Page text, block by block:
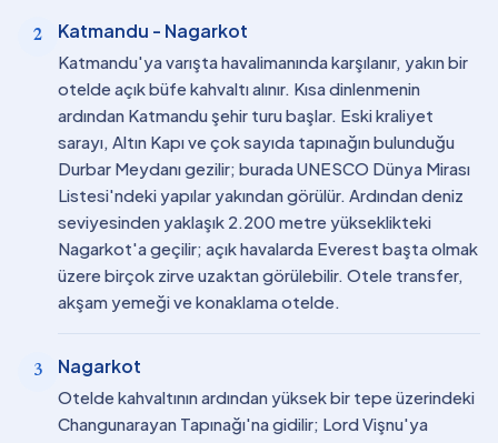
2 Katmandu - Nagarkot
Katmandu'ya varışta havalimanında karşılanır, yakın bir
otelde açık büfe kahvaltı alınır. Kısa dinlenmenin
ardından Katmandu şehir turu başlar. Eski kraliyet
sarayı, Altın Kapı ve çok sayıda tapınağın bulunduğu
Durbar Meydanı gezilir; burada UNESCO Dünya Mirası
Listesi'ndeki yapılar yakından görülür. Ardından deniz
seviyesinden yaklaşık 2.200 metre yükseklikteki
Nagarkot'a geçilir; açık havalarda Everest başta olmak
üzere birçok zirve uzaktan görülebilir. Otele transfer,
akşam yemeği ve konaklama otelde.
3 Nagarkot
Otelde kahvaltının ardından yüksek bir tepe üzerindeki
Changunarayan Tapınağı'na gidilir; Lord Vişnu'ya